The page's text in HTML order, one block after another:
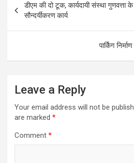
navigation
डीएम की दो टूक, कार्यदायी संस्था
सौन्दर्यीकरण कार्य
पार्किंग
Leave a Reply
Your email address will not be
are marked *
Comment *